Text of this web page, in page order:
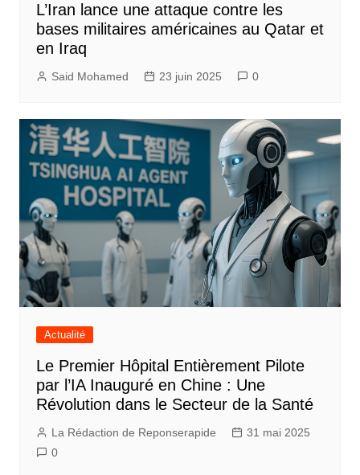
L’Iran lance une attaque contre les
bases militaires américaines au Qatar et
en Iraq
Said Mohamed 23 juin 2025 0
Actualité
Le Premier Hôpital Entièrement Pilote
par l’IA Inauguré en Chine : Une
Révolution dans le Secteur de la Santé
La Rédaction de Reponserapide
31 mai 2025
0